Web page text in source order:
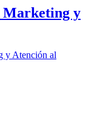
Marketing y
y Atención al